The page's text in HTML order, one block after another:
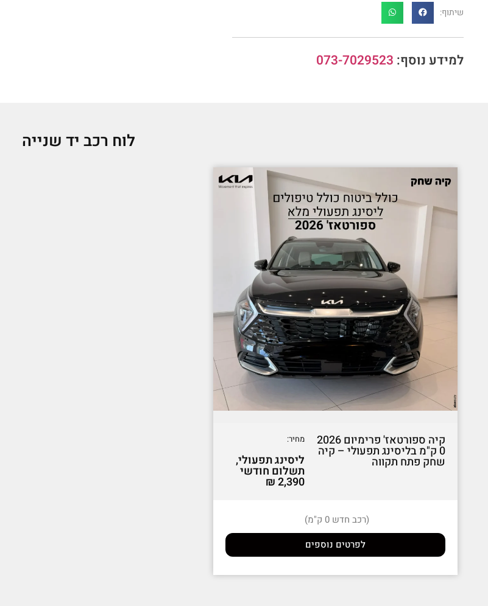
שיתוף:
למידע נוסף: 073-7029523
לוח רכב יד שנייה
קיה ספורטאז' פרימיום 2026
0 ק"מ בליסינג תפעולי – קיה
שחק פתח תקווה
מחיר:
ליסינג תפעולי,
תשלום חודשי
2,390 ₪
(רכב חדש 0 ק"מ)
לפרטים נוספים